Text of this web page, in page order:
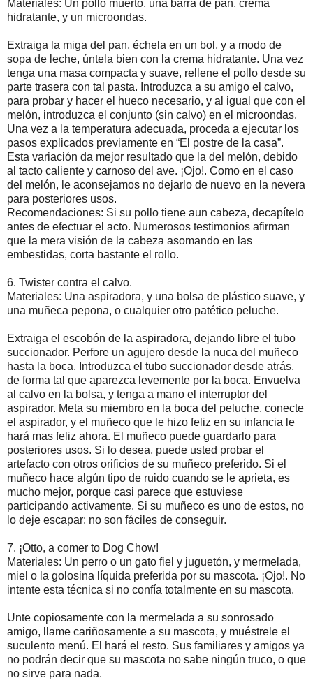
Materiales: Un pollo muerto, una barra de pan, crema
hidratante, y un microondas.
Extraiga la miga del pan, échela en un bol, y a modo de
sopa de leche, úntela bien con la crema hidratante. Una vez
tenga una masa compacta y suave, rellene el pollo desde su
parte trasera con tal pasta. Introduzca a su amigo el calvo,
para probar y hacer el hueco necesario, y al igual que con el
melón, introduzca el conjunto (sin calvo) en el microondas.
Una vez a la temperatura adecuada, proceda a ejecutar los
pasos explicados previamente en “El postre de la casa”.
Esta variación da mejor resultado que la del melón, debido
al tacto caliente y carnoso del ave. ¡Ojo!. Como en el caso
del melón, le aconsejamos no dejarlo de nuevo en la nevera
para posteriores usos.
Recomendaciones: Si su pollo tiene aun cabeza, decapítelo
antes de efectuar el acto. Numerosos testimonios afirman
que la mera visión de la cabeza asomando en las
embestidas, corta bastante el rollo.
6. Twister contra el calvo.
Materiales: Una aspiradora, y una bolsa de plástico suave, y
una muñeca pepona, o cualquier otro patético peluche.
Extraiga el escobón de la aspiradora, dejando libre el tubo
succionador. Perfore un agujero desde la nuca del muñeco
hasta la boca. Introduzca el tubo succionador desde atrás,
de forma tal que aparezca levemente por la boca. Envuelva
al calvo en la bolsa, y tenga a mano el interruptor del
aspirador. Meta su miembro en la boca del peluche, conecte
el aspirador, y el muñeco que le hizo feliz en su infancia le
hará mas feliz ahora. El muñeco puede guardarlo para
posteriores usos. Si lo desea, puede usted probar el
artefacto con otros orificios de su muñeco preferido. Si el
muñeco hace algún tipo de ruido cuando se le aprieta, es
mucho mejor, porque casi parece que estuviese
participando activamente. Si su muñeco es uno de estos, no
lo deje escapar: no son fáciles de conseguir.
7. ¡Otto, a comer to Dog Chow!
Materiales: Un perro o un gato fiel y juguetón, y mermelada,
miel o la golosina líquida preferida por su mascota. ¡Ojo!. No
intente esta técnica si no confía totalmente en su mascota.
Unte copiosamente con la mermelada a su sonrosado
amigo, llame cariñosamente a su mascota, y muéstrele el
suculento menú. El hará el resto. Sus familiares y amigos ya
no podrán decir que su mascota no sabe ningún truco, o que
no sirve para nada.